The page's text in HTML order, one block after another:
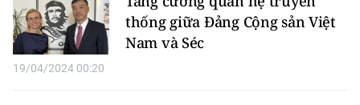
TIN ĐỊA PHƯƠNG
Trung du và miền núi phía Bắc
thống giữa Đảng Cộng sản Việt
Nam và Séc
19/04/2024 00:20